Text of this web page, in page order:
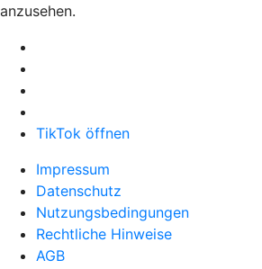
anzusehen.
TikTok öffnen
Impressum
Datenschutz
Nutzungsbedingungen
Rechtliche Hinweise
AGB